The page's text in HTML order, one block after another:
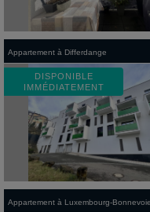
Appartement à Differdange
DISPONIBLE
IMMÉDIATEMENT
Appartement à Luxembourg-Bonnevoie